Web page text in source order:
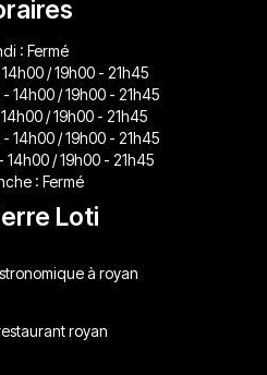
: Fermé
/ 19h00 - 21h45
14h00 / 19h00 - 21h45
/ 19h00 - 21h45
14h00 / 19h00 - 21h45
14h00 / 19h00 - 21h45
: Fermé
Loti
à royan
royan